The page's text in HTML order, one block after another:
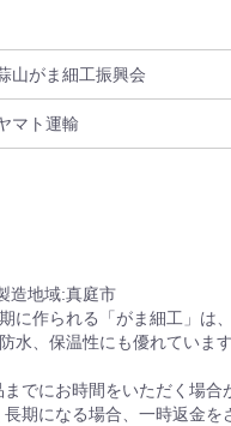
山がま細工振興会
マト運輸
造地域:真庭市
に作られる「がま細工」は
水、保温性にも優れていま
でにお時間をいただく場合
期になる場合、一時返金を